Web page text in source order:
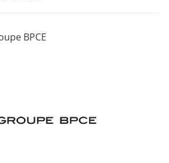
BPCE